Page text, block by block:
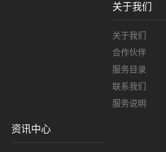
关于我们
关于我们
合作伙伴
服务目录
联系我们
服务说明
资讯中心